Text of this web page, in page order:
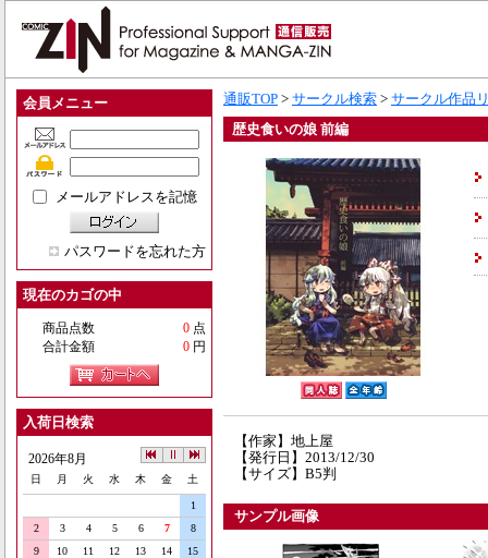
会員メニュー
メールアドレスを記憶
パスワードを忘れた方
現在のカゴの中
商品点数 0 点
合計金額
0 円
入荷日検索
2026年8月
日 月 火 水 木 金 土
1
2
3 4 5 6 7
8
9
10 11 12 13 14
15
通販TOP > サークル検索 > サークル作品
歴史食いの娘 前編
【作家】地上屋
【発行日】2013/12/30
【サイズ】B5判
サンプル画像